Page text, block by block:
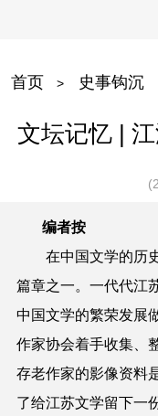
首页 > 史事钩沉
文坛记忆 |
编者按
在中国文学的历史
篇章之一。一代代江
中国文学的繁荣发展
作家协会着手收集、
存老作家的影像资料
了给江苏文学留下一